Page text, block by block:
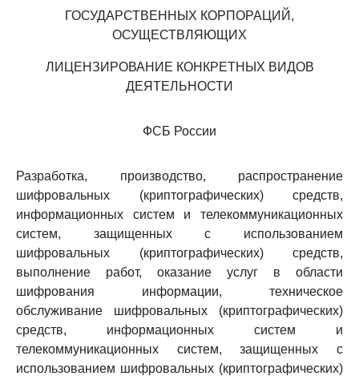
ГОСУДАРСТВЕННЫХ КОРПОРАЦИЙ,
ОСУЩЕСТВЛЯЮЩИХ
ЛИЦЕНЗИРОВАНИЕ КОНКРЕТНЫХ ВИДОВ
ДЕЯТЕЛЬНОСТИ
ФСБ России
Разработка, производство, распространение
шифровальных (криптографических) средств,
информационных систем и телекоммуникационных
систем, защищенных с использованием
шифровальных (криптографических) средств,
выполнение работ, оказание услуг в области
шифрования информации, техническое
обслуживание шифровальных (криптографических)
средств, информационных систем и
телекоммуникационных систем, защищенных с
использованием шифровальных (криптографических)